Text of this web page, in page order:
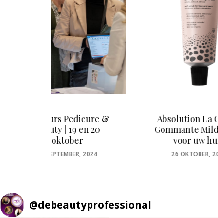
Absolution La Crème
Gommante Milde gym
POSTED
26 OKTOBER, 2023 3
@debeautyprofessional